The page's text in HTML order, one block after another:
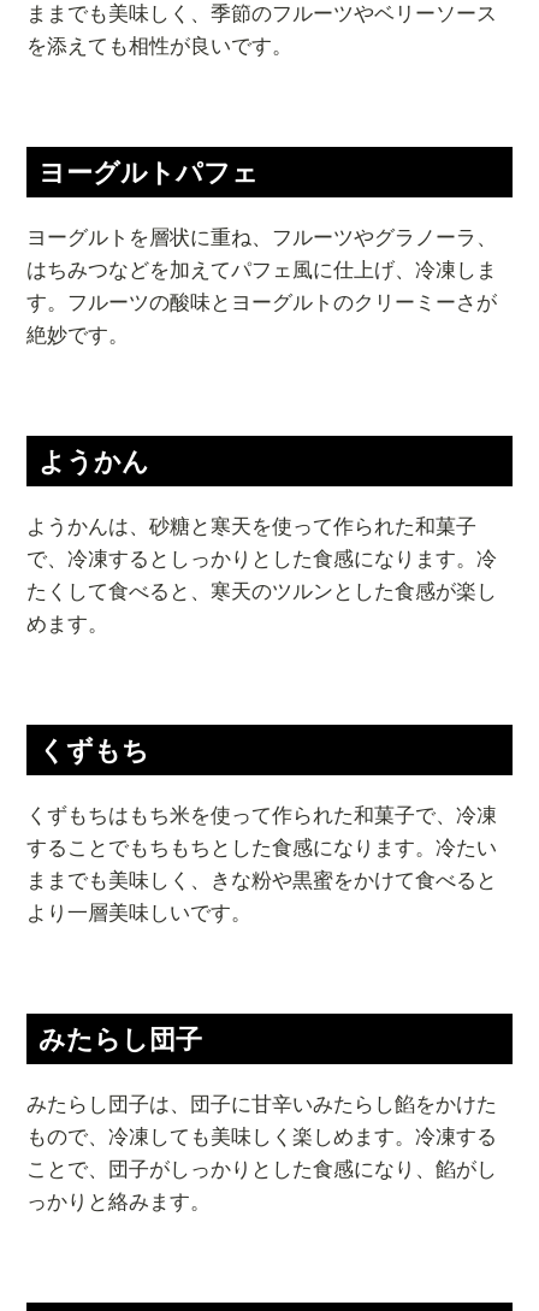
ままでも美味しく、季節のフルーツやベリーソース
を添えても相性が良いです。
ヨーグルトパフェ
ヨーグルトを層状に重ね、フルーツやグラノーラ、
はちみつなどを加えてパフェ風に仕上げ、冷凍しま
す。フルーツの酸味とヨーグルトのクリーミーさが
絶妙です。
ようかん
ようかんは、砂糖と寒天を使って作られた和菓子
で、冷凍するとしっかりとした食感になります。冷
たくして食べると、寒天のツルンとした食感が楽し
めます。
くずもち
くずもちはもち米を使って作られた和菓子で、冷凍
することでもちもちとした食感になります。冷たい
ままでも美味しく、きな粉や黒蜜をかけて食べると
より一層美味しいです。
みたらし団子
みたらし団子は、団子に甘辛いみたらし餡をかけた
もので、冷凍しても美味しく楽しめます。冷凍する
ことで、団子がしっかりとした食感になり、餡がし
っかりと絡みます。